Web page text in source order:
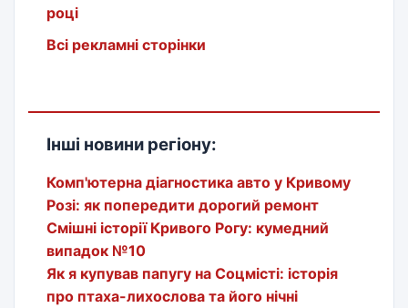
році
Всі рекламні сторінки
Інші новини регіону:
Комп'ютерна діагностика авто у Кривому
Розі: як попередити дорогий ремонт
Смішні історії Кривого Рогу: кумедний
випадок №10
Як я купував папугу на Соцмісті: історія
про птаха-лихослова та його нічні